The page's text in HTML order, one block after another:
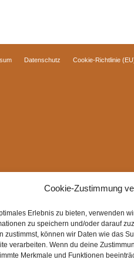
Cookie-Zustimmung
Erlebnis zu bieten, verwenden
zu speichern und/oder darauf
zustimmst, können wir Daten wie das
verarbeiten. Wenn du deine
Merkmale und Funktionen
Datenschutz Cookie-Richtlinie